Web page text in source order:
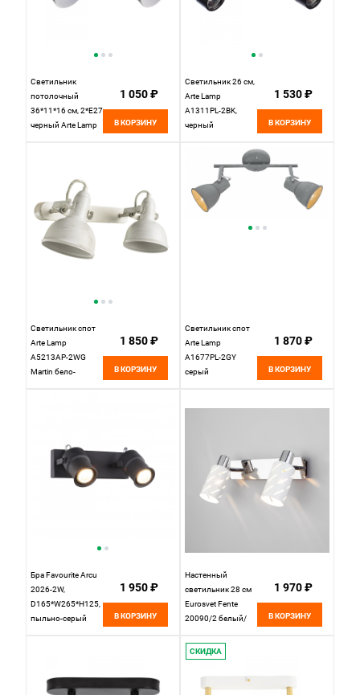
Светильник
потолочный
36*11*16 см, 2*E27
черный Arte Lamp
1 050 ₽
В КОРЗИНУ
Светильник 26 см,
Arte Lamp
A1311PL-2BK,
черный
1 530 ₽
В КОРЗИНУ
Светильник спот
Arte Lamp
A5213AP-2WG
Martin бело-
1 850 ₽
В КОРЗИНУ
Светильник спот
Arte Lamp
A1677PL-2GY
серый
1 870 ₽
В КОРЗИНУ
Бра Favourite Arcu
2026-2W,
D165*W265*H125,
пыльно-серый
1 950 ₽
В КОРЗИНУ
Настенный
светильник 28 см
Eurosvet Fente
20090/2 белый/
1 970 ₽
В КОРЗИНУ
СКИДКА